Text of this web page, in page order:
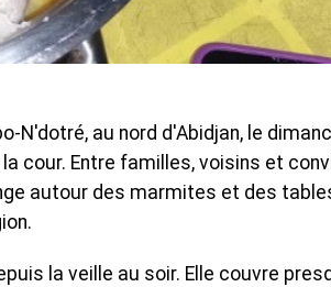
N'dotré, au nord d'Abidjan, le
cour. Entre familles, voisins et
autour des marmites et des
la veille au soir. Elle couvre